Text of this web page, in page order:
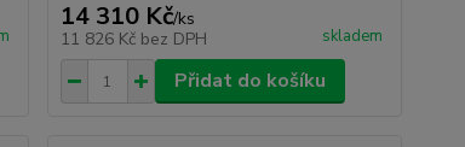
14 310 Kč/ks
11 826 Kč bez DPH skladem
Přidat do košíku